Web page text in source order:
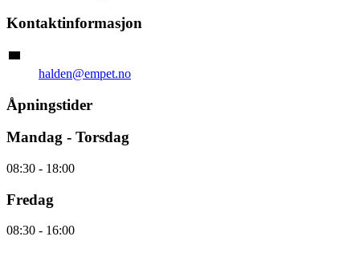
Kontaktinformasjon
halden@empet.no
Åpningstider
Mandag - Torsdag
08:30 - 18:00
Fredag
08:30 - 16:00